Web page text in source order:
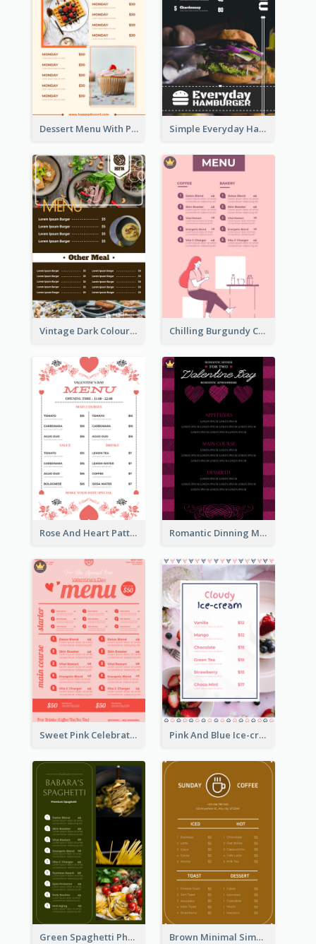
Dessert Menu With Photos Of Cakes Simple Everyday Hamburger Menu In Black
Vintage Dark Colour Tone Menu Of Western Restaurant Chilling Burgundy Coffee And Bakery Menu Design
Rose And Heart Pattern Menu Design Ideas Romantic Dinning Menu For Two Design Templates
Sweet Pink Celebration Menu Template Design Pink And Blue Ice-cream Photo Dessert Menu
Green Spaghetti Photos Grand Restaurant Menu Brown Minimal Simple Cafe Menu